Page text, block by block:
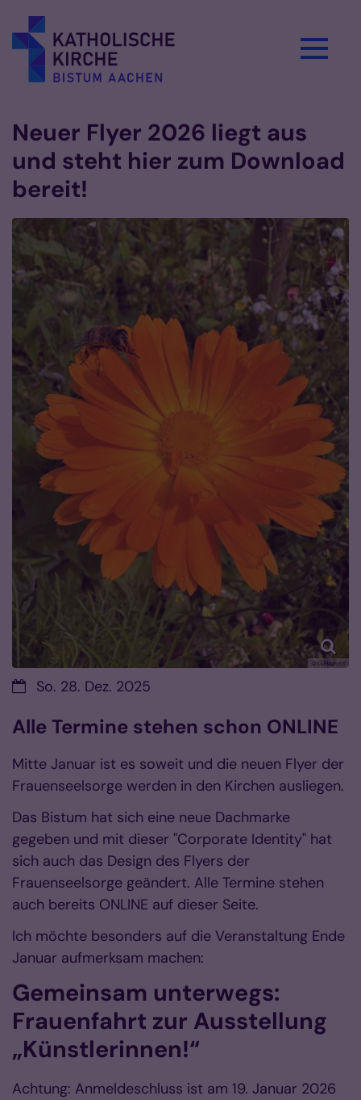
Neuer Flyer 2026 liegt aus
und steht hier zum Download
bereit!
© G.Hagens
Datum:So. 28. Dez. 2025
Alle Termine stehen schon ONLINE
Mitte Januar ist es soweit und die neuen Flyer der
Frauenseelsorge werden in den Kirchen ausliegen.
Das Bistum hat sich eine neue Dachmarke
gegeben und mit dieser "Corporate Identity" hat
sich auch das Design des Flyers der
Frauenseelsorge geändert. Alle Termine stehen
auch bereits ONLINE auf dieser Seite.
Ich möchte besonders auf die Veranstaltung Ende
Januar aufmerksam machen:
Gemeinsam unterwegs:
Frauenfahrt zur Ausstellung
„Künstlerinnen!“
Achtung: Anmeldeschluss ist am 19. Januar 2026